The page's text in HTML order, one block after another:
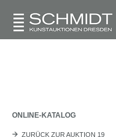
ONLINE-KATALOG
ZURÜCK ZUR AUKTION 19